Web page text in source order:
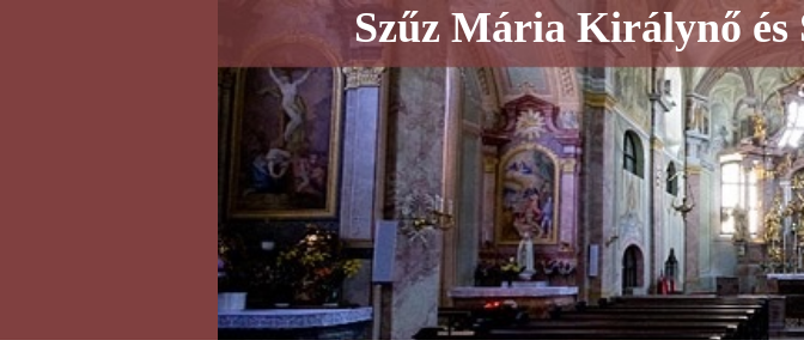
Szűz Mária Királynő és